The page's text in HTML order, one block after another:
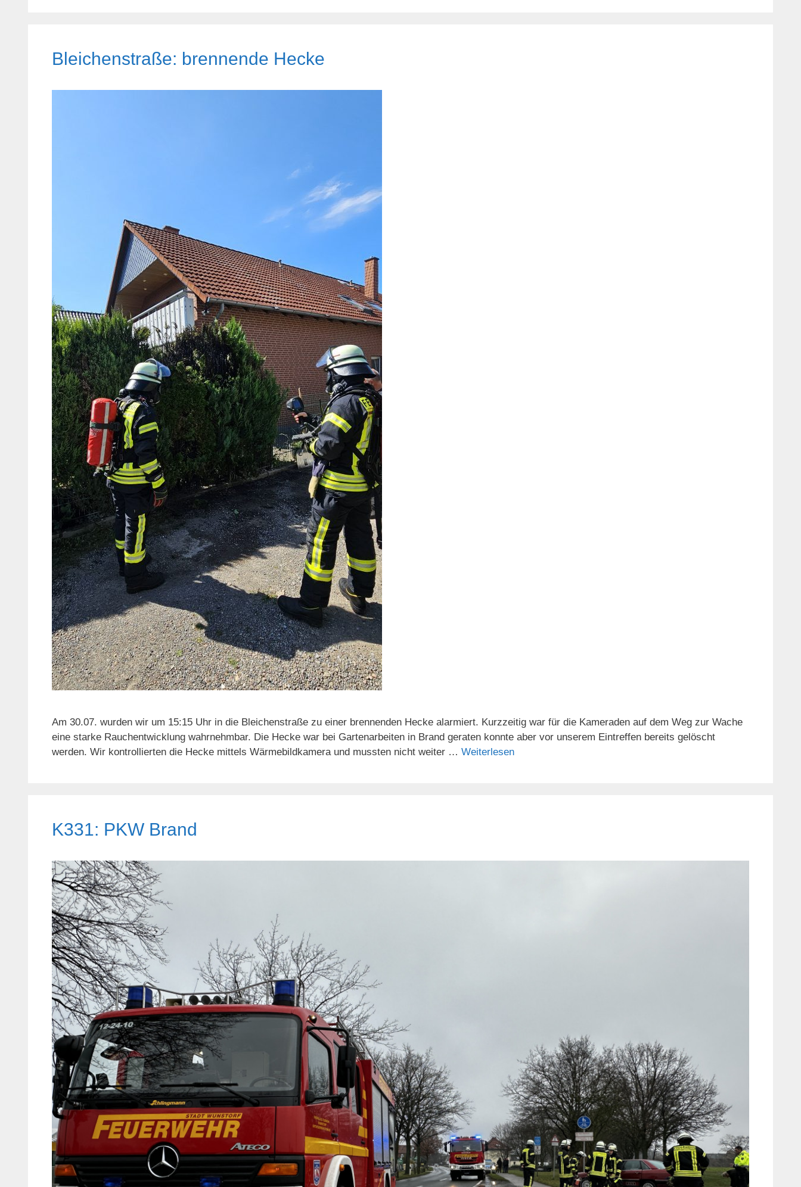
Bleichenstraße: brennende Hecke
Am 30.07. wurden wir um 15:15 Uhr in die Bleichenstraße zu einer brennenden Hecke alarmiert. Kurzzeitig war für die Kameraden auf dem Weg zur Wache
eine starke Rauchentwicklung wahrnehmbar. Die Hecke war bei Gartenarbeiten in Brand geraten konnte aber vor unserem Eintreffen bereits gelöscht
werden. Wir kontrollierten die Hecke mittels Wärmebildkamera und mussten nicht weiter … Weiterlesen
K331: PKW Brand